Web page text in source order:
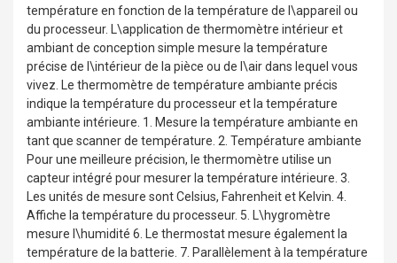
température en fonction de la température de l\appareil ou
du processeur. L\application de thermomètre intérieur et
ambiant de conception simple mesure la température
précise de l\intérieur de la pièce ou de l\air dans lequel vous
vivez. Le thermomètre de température ambiante précis
indique la température du processeur et la température
ambiante intérieure. 1. Mesure la température ambiante en
tant que scanner de température. 2. Température ambiante
Pour une meilleure précision, le thermomètre utilise un
capteur intégré pour mesurer la température intérieure. 3.
Les unités de mesure sont Celsius, Fahrenheit et Kelvin. 4.
Affiche la température du processeur. 5. L\hygromètre
mesure l\humidité 6. Le thermostat mesure également la
température de la batterie. 7. Parallèlement à la température